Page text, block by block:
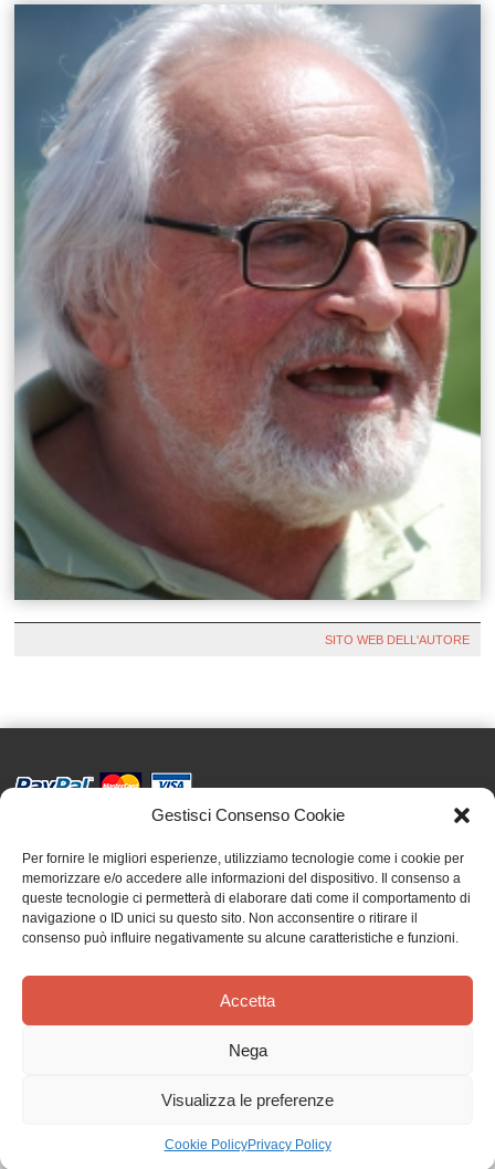
Gestisci Consenso Cookie
Per fornire le migliori esperienze, utilizziamo tecnologie come i cookie per
memorizzare e/o accedere alle informazioni del dispositivo. Il consenso a
queste tecnologie ci permetterà di elaborare dati come il comportamento di
navigazione o ID unici su questo sito. Non acconsentire o ritirare il
consenso può influire negativamente su alcune caratteristiche e funzioni.
Accetta
Nega
Visualizza le preferenze
Cookie PolicyPrivacy Policy
SITO WEB DELL'AUTORE
C.F. e P.IVA 09655250018
Via Tre Denti, 1 - 10060 Cantalupa (TO)
Telefono: (+39) 0121 353452 - Fax: (+39) 0121 353839
info@effata.it
Copyright © 2026 •Effatà Editrice
TERMINI E CONDIZIONI
Il nostro magazzino è in vacanza! Riprenderemo le spedizioni dal 24 agosto.